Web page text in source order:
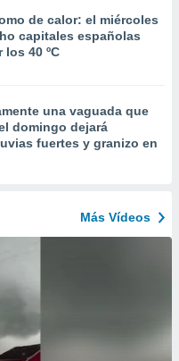
de calor: el miércoles
capitales españolas
los 40 ºC
una vaguada que
domingo dejará
fuertes y granizo en
Más Vídeos